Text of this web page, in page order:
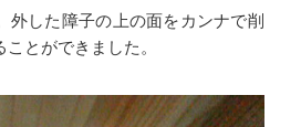
外した障子の上の面をカンナで削
とができました。